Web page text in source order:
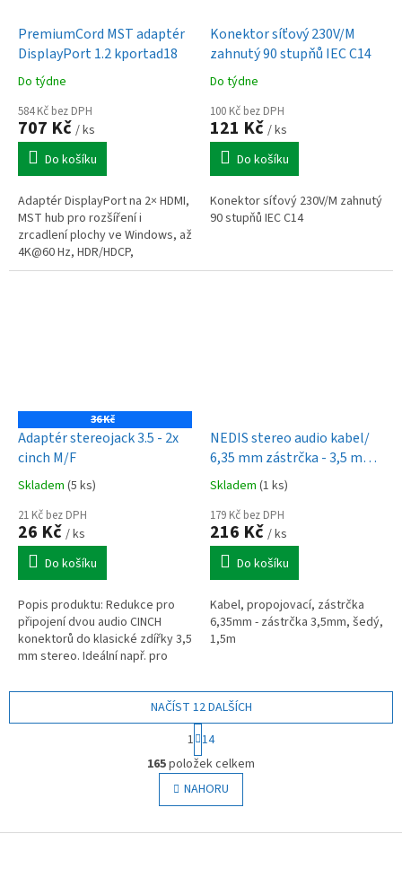
PremiumCord MST adaptér
DisplayPort 1.2 kportad18
Do týdne
584 Kč bez DPH
707 Kč / ks
Do košíku
Adaptér DisplayPort na 2× HDMI,
MST hub pro rozšíření i
zrcadlení plochy ve Windows, až
4K@60 Hz, HDR/HDCP,
audio/video.
Konektor síťový 230V/M
zahnutý 90 stupňů IEC C14
Do týdne
100 Kč bez DPH
121 Kč / ks
Do košíku
Konektor síťový 230V/M zahnutý
90 stupňů IEC C14
36 Kč
Adaptér stereojack 3.5 - 2x
cinch M/F
Skladem (5 ks)
21 Kč bez DPH
26 Kč / ks
Do košíku
Popis produktu: Redukce pro
připojení dvou audio CINCH
konektorů do klasické zdířky 3,5
mm stereo. Ideální např. pro
domácího kina do počítače,
NEDIS stereo audio kabel/
6,35 mm zástrčka - 3,5 mm
zástrčka/ šedý/ 1,5m
Skladem (1 ks)
179 Kč bez DPH
216 Kč / ks
Do košíku
Kabel, propojovací, zástrčka
6,35mm - zástrčka 3,5mm, šedý,
1,5m
O
v
l
á
NAČÍST 12 DALŠÍCH
S
t
r
á
n
k
v
1 14
165položek celkem
NAHORU
Z